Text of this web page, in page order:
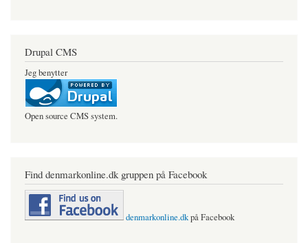
Drupal CMS
Jeg benytter
Open source CMS system.
Find denmarkonline.dk gruppen på Facebook
denmarkonline.dkpå Facebook